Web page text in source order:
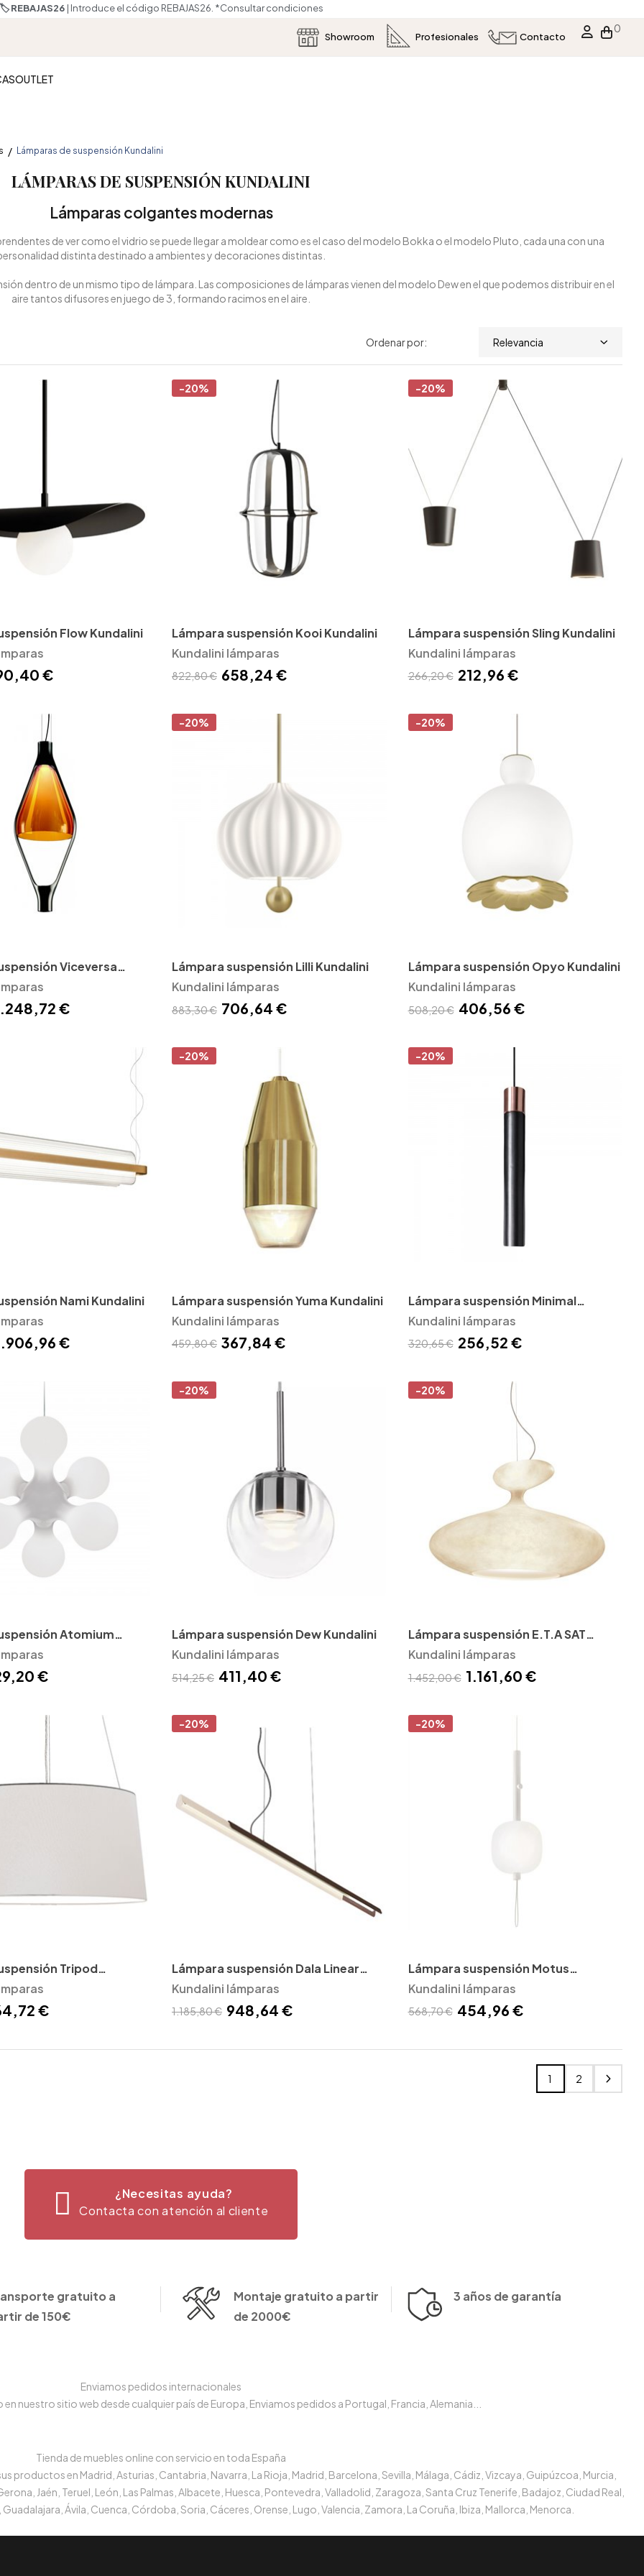
🏷️ REBAJAS26| Introduce el código REBAJAS26. *Consultar condiciones
Showroom Profesionales Contacto
0
OUTLET
Lámparas de suspensión Kundalini
LÁMPARAS DE SUSPENSIÓN KUNDALINI
Lámparas colgantes modernas
de ver como el vidrio se puede llegar a moldear como es el caso del modelo Bokka o el modelo Pluto, cada una con una
distinta destinado a ambientes y decoraciones distintas.
dentro de un mismo tipo de lámpara. Las composiciones de lámparas vienen del modelo Dew en el que podemos distribuir en el
aire tantos difusores en juego de 3, formando racimos en el aire.
Ordenar por: Relevancia
Flow Kundalini
€
-20%
Lámpara suspensión Kooi Kundalini
Kundalini lámparas
822,80 € 658,24 €
-20%
Lámpara suspensión Sling Kundalini
Kundalini lámparas
266,20 € 212,96 €
Viceversa
€
-20%
Lámpara suspensión Lilli Kundalini
Kundalini lámparas
883,30 € 706,64 €
-20%
Lámpara suspensión Opyo Kundalini
Kundalini lámparas
508,20 € 406,56 €
Nami Kundalini
€
-20%
Lámpara suspensión Yuma Kundalini
Kundalini lámparas
459,80 € 367,84 €
-20%
Lámpara suspensión Minimal
Kundalini
Kundalini lámparas
320,65 € 256,52 €
Atomium
€
-20%
Lámpara suspensión Dew Kundalini
Kundalini lámparas
514,25 € 411,40 €
-20%
Lámpara suspensión E.T.A SAT
Kundalini
Kundalini lámparas
1.452,00 € 1.161,60 €
Tripod
€
-20%
Lámpara suspensión Dala Linear
Kundalini
Kundalini lámparas
1.185,80 € 948,64 €
-20%
Lámpara suspensión Motus
Kundalini
Kundalini lámparas
568,70 € 454,96 €
1 2
¿Necesitas ayuda?
Contacta con atención al cliente
gratuito a
de 150€
Montaje gratuito a partir
de 2000€
3 años de garantía
Enviamos pedidos internacionales
nuestro sitio web desde cualquier país de Europa, Enviamos pedidos a Portugal, Francia, Alemania...
Tienda de muebles online con servicio en toda España
productos en Madrid, Asturias, Cantabria, Navarra, La Rioja, Madrid, Barcelona, Sevilla, Málaga, Cádiz, Vizcaya, Guipúzcoa, Murcia,
Jaén, Teruel, León, Las Palmas, Albacete, Huesca, Pontevedra, Valladolid, Zaragoza, Santa Cruz Tenerife, Badajoz, Ciudad Real,
Ávila, Cuenca, Córdoba, Soria, Cáceres, Orense, Lugo, Valencia, Zamora, La Coruña, Ibiza, Mallorca, Menorca.